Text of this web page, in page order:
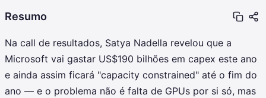
Resumo
Na call de resultados, Satya Nadella revelou que a
Microsoft vai gastar US$190 bilhões em capex este ano
e ainda assim ficará "capacity constrained" até o fim do
ano — e o problema não é falta de GPUs por si só, mas